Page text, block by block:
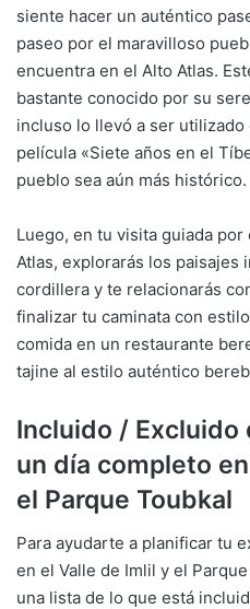
siente hacer un auténtico
paseo por el maravilloso
encuentra en el Alto Atlas.
bastante conocido por su
incluso lo llevó a ser
película «Siete años en el
pueblo sea aún más histórico.
Luego, en tu visita guiada
Atlas, explorarás los paisajes
cordillera y te relacionarás
finalizar tu caminata con
comida en un restaurante
tajine al estilo auténtico
Incluido / Excluido
un día completo
el Parque Toubkal
Para ayudarte a planificar tu
en el Valle de Imlil y el
una lista de lo que está